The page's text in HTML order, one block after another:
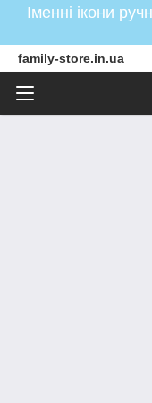
Іменні ікони
family-store.in.ua